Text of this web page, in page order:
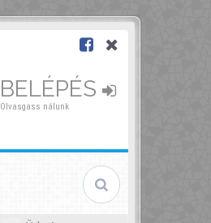
BELÉPÉS
Olvasgass nálunk